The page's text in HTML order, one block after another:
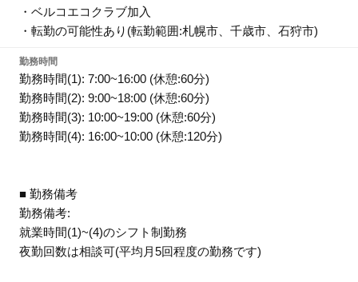
・ベルコエコクラブ加入
・転勤の可能性あり(転勤範囲:札幌市、千歳市、石狩市)
勤務時間
勤務時間(1): 7:00~16:00 (休憩:60分)
勤務時間(2): 9:00~18:00 (休憩:60分)
勤務時間(3): 10:00~19:00 (休憩:60分)
勤務時間(4): 16:00~10:00 (休憩:120分)
■ 勤務備考
勤務備考:
就業時間(1)~(4)のシフト制勤務
夜勤回数は相談可(平均月5回程度の勤務です)